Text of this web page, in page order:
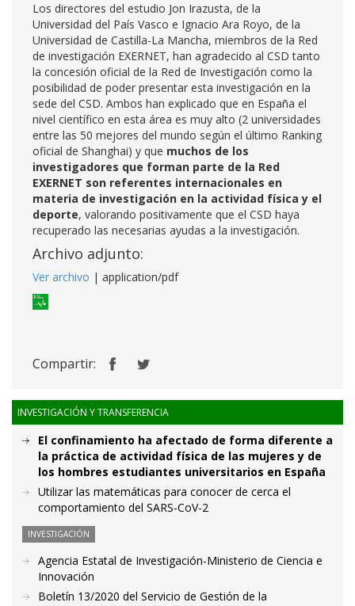
Los directores del estudio Jon Irazusta, de la
Universidad del País Vasco e Ignacio Ara Royo, de la
Universidad de Castilla-La Mancha, miembros de la Red
de investigación EXERNET, han agradecido al CSD tanto
la concesión oficial de la Red de Investigación como la
posibilidad de poder presentar esta investigación en la
sede del CSD. Ambos han explicado que en España el
nivel científico en esta área es muy alto (2 universidades
entre las 50 mejores del mundo según el último Ranking
oficial de Shanghai) y que muchos de los
investigadores que forman parte de la Red
EXERNET son referentes internacionales en
materia de investigación en la actividad física y el
deporte, valorando positivamente que el CSD haya
recuperado las necesarias ayudas a la investigación.
Archivo adjunto:
Ver archivo | application/pdf
Compartir:
INVESTIGACIÓN Y TRANSFERENCIA
El confinamiento ha afectado de forma diferente a
la práctica de actividad física de las mujeres y de
los hombres estudiantes universitarios en España
Utilizar las matemáticas para conocer de cerca el
comportamiento del SARS-CoV-2
INVESTIGACIÓN
Agencia Estatal de Investigación-Ministerio de Ciencia e
Innovación
Boletín 13/2020 del Servicio de Gestión de la